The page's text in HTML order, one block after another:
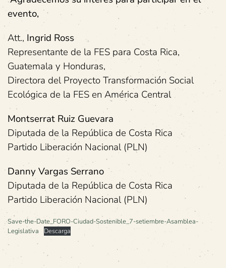
evento,
Att., Ingrid Ross
Representante de la FES para Costa Rica,
Guatemala y Honduras,
Directora del Proyecto Transformación Social
Ecológica de la FES en América Central
Montserrat Ruiz Guevara
Diputada de la República de Costa Rica
Partido Liberación Nacional (PLN)
Danny Vargas Serrano
Diputada de la República de Costa Rica
Partido Liberación Nacional (PLN)
Save-the-Date_FORO-Ciudad-Sostenible_7-setiembre-Asamblea-
Legislativa
Descarga